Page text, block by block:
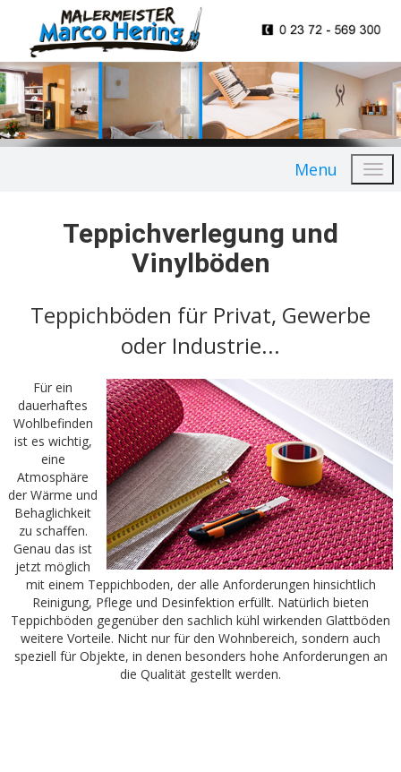
Anstrich- und Tapezierarbeiten
Lackierarbeiten und Lasurtechniken
Menu
Teppichverlegung und
Vinylböden
Teppichböden für Privat, Gewerbe
oder Industrie...
Für ein
dauerhaftes
Wohlbefinden
ist es wichtig,
eine
Atmosphäre
der Wärme und
Behaglichkeit
zu schaffen.
Genau das ist
jetzt möglich
mit einem Teppichboden, der alle Anforderungen hinsichtlich
Reinigung, Pflege und Desinfektion erfüllt. Natürlich bieten
Teppichböden gegenüber den sachlich kühl wirkenden Glattböden
weitere Vorteile. Nicht nur für den Wohnbereich, sondern auch
speziell für Objekte, in denen besonders hohe Anforderungen an
die Qualität gestellt werden.